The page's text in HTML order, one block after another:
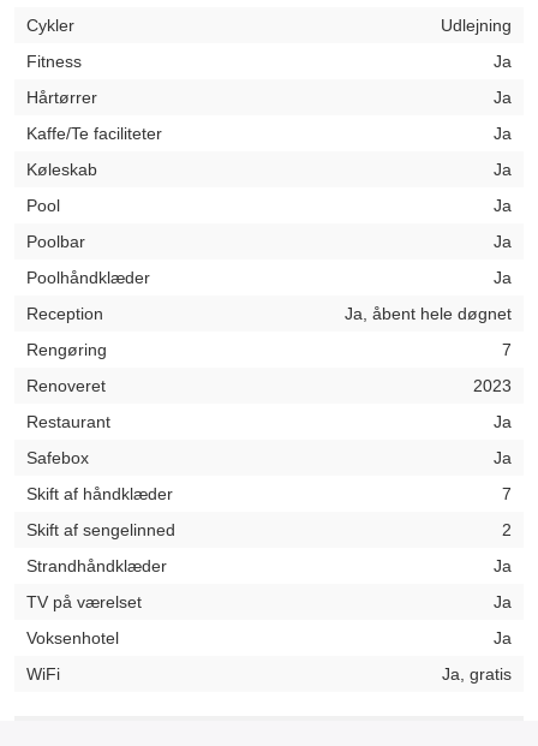
Cykler
Udlejning
Fitness
Ja
Hårtørrer
Ja
Kaffe/Te faciliteter
Ja
Køleskab
Ja
Pool
Ja
Poolbar
Ja
Poolhåndklæder
Ja
Reception
Ja, åbent hele døgnet
Rengøring
7
Renoveret
2023
Restaurant
Ja
Safebox
Ja
Skift af håndklæder
7
Skift af sengelinned
2
Strandhåndklæder
Ja
TV på værelset
Ja
Voksenhotel
Ja
WiFi
Ja, gratis